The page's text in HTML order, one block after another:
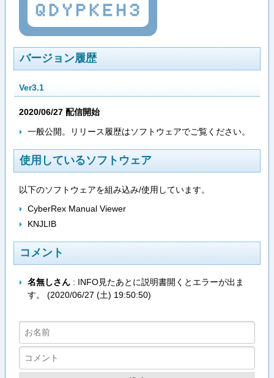
QDYPKEH3
バージョン履歴
Ver3.1
2020/06/27 配信開始
一般公開。リリース履歴はソフトウェアでご覧ください。
使用しているソフトウェア
以下のソフトウェアを組み込み/使用しています。
CyberRex Manual Viewer
KNJLIB
コメント
名無しさん: INFO見たあとに説明書開くとエラーが出ま
す。 (2020/06/27 (土) 19:50:50)